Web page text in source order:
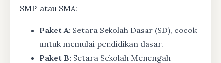
SMP, atau SMA:
Paket A: Setara Sekolah Dasar (SD), cocok
untuk memulai pendidikan dasar.
Paket B: Setara Sekolah Menengah